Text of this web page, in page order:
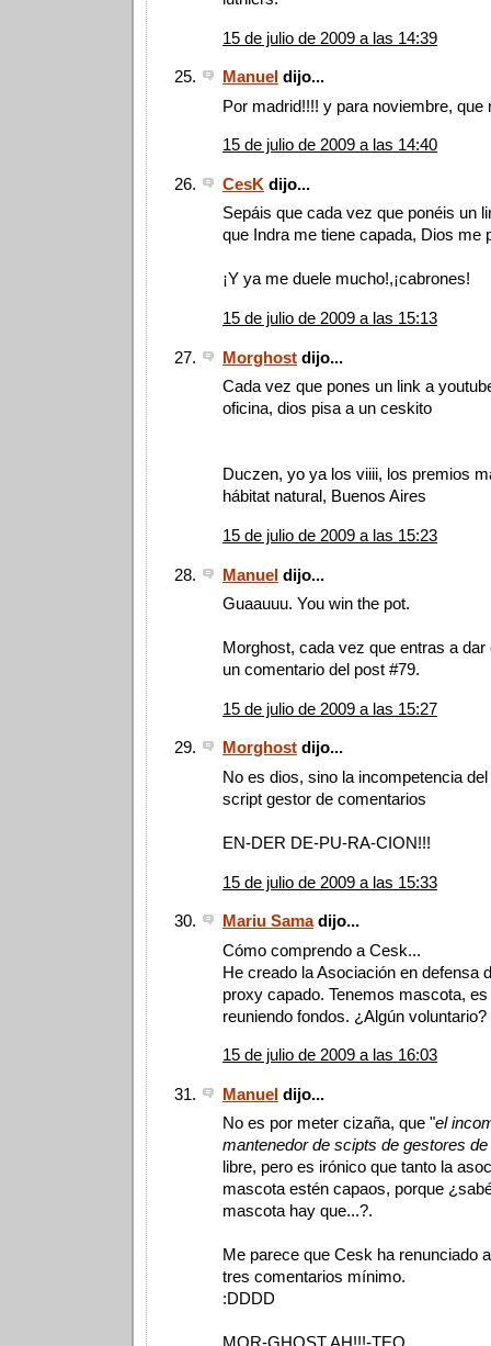
15 de julio de 2009 a las 14:39
Manuel dijo...
Por madrid!!!! y para noviembre, que
15 de julio de 2009 a las 14:40
CesK dijo...
Sepáis que cada vez que ponéis un
que Indra me tiene capada, Dios me
¡Y ya me duele mucho!,¡cabrones!
15 de julio de 2009 a las 15:13
Morghost dijo...
Cada vez que pones un link a
oficina, dios pisa a un ceskito
Duczen, yo ya los viiii, los premios
hábitat natural, Buenos Aires
15 de julio de 2009 a las 15:23
Manuel dijo...
Guaauuu. You win the pot.
Morghost, cada vez que entras a dar
un comentario del post #79.
15 de julio de 2009 a las 15:27
Morghost dijo...
No es dios, sino la incompetencia
script gestor de comentarios
EN-DER DE-PU-RA-CION!!!
15 de julio de 2009 a las 15:33
Mariu Samadijo...
Cómo comprendo a Cesk...
He creado la Asociación en defensa
proxy capado. Tenemos mascota,
reuniendo fondos. ¿Algún voluntario?
15 de julio de 2009 a las 16:03
Manuel dijo...
No es por meter cizaña, que "el
mantenedor de scipts de gestores
libre, pero es irónico que tanto la
mascota estén capaos, porque
mascota hay que...?.
Me parece que Cesk ha renunciado
tres comentarios mínimo.
:DDDD